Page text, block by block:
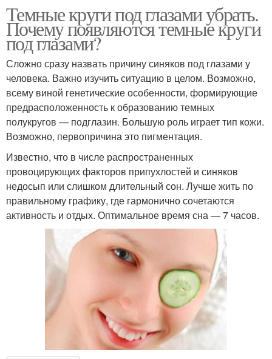
Темные круги под глазами убрать.
Почему появляются темные круги
под глазами?
Сложно сразу назвать причину синяков под глазами у
человека. Важно изучить ситуацию в целом. Возможно,
всему виной генетические особенности, формирующие
предрасположенность к образованию темных
полукругов — подглазин. Большую роль играет тип кожи.
Возможно, первопричина это пигментация.
Известно, что в числе распространенных
провоцирующих факторов припухлостей и синяков
недосып или слишком длительный сон. Лучше жить по
правильному графику, где гармонично сочетаются
активность и отдых. Оптимальное время сна — 7 часов.